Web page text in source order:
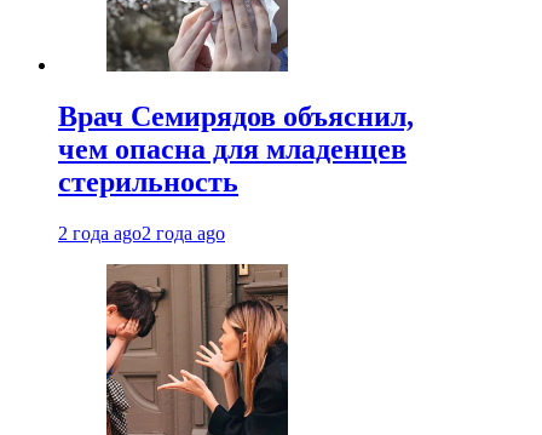
Врач Семирядов объяснил,
чем опасна для младенцев
стерильность
2 года ago2 года ago